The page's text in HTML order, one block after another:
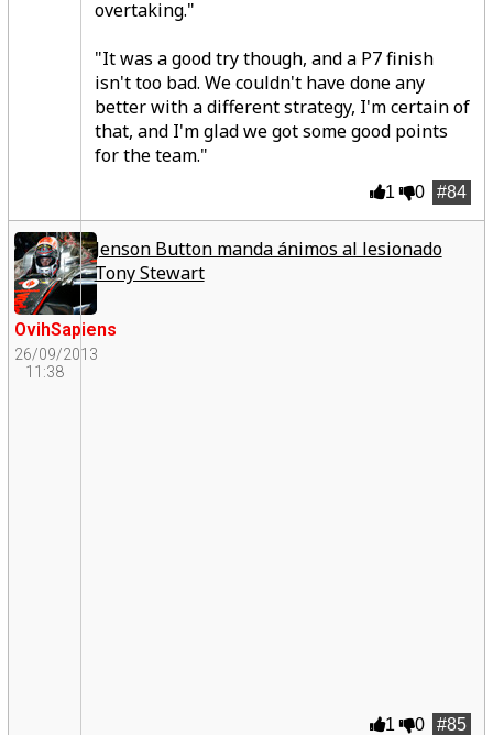
overtaking."
"It was a good try though, and a P7 finish
isn't too bad. We couldn't have done any
better with a different strategy, I'm certain of
that, and I'm glad we got some good points
for the team."
#84
1 0
OvihSapiens
26/09/2013
11:38
Jenson Button manda ánimos al lesionado
Tony Stewart
#85
1 0